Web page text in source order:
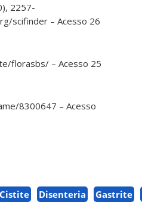
2257-
scifinder – Acesso 26
florasbs/ – Acesso 25
8300647 – Acesso
Cistite Disenteria Gastrite